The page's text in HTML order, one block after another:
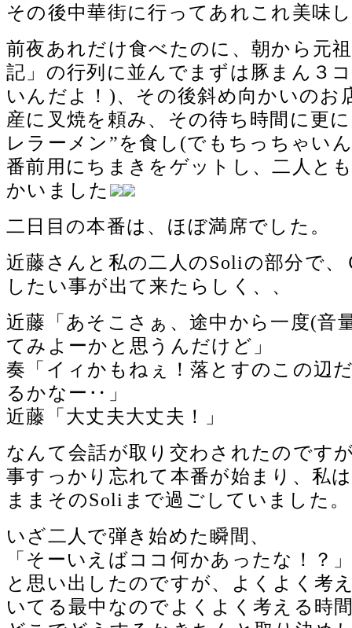
その後中華街に行ってあれこれ美味
前夜あれだけ食べたのに、朝から元
記」の行列に並んでまずは豚まん３
いんだよ！)、その後斜め向かいのお
産に叉焼を頼み、その待ち時間に更
レラーメン”を食し(でもちっちゃい
番前用にちまきをゲットし、二人と
かいました
二日目の本番は、ほぼ満席でした。
近藤さんと私の二人のSoliの部分で
したい事が出て来たらしく、、
近藤「あそこさぁ、途中から一度(音
てみよーかと思うんだけど」
奏「イィかもねぇ！落とすのこの辺
るかなー‥」
近藤「大丈夫大丈夫！」
なんて会話が取り交わされたのです
事すっかり忘れて本番が始まり、私
ままそのSoliまで過ごしていました。
いざ二人で弾き始めた瞬間、
「そーいえばココ何かあったな！？
と思い出したのですが、よくよく考
いてる最中なのでよくよく考える時